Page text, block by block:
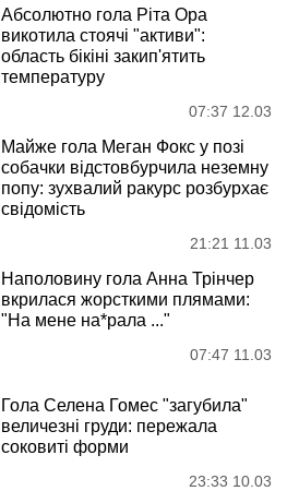
Абсолютно гола Ріта Ора
викотила стоячі "активи":
область бікіні закип'ятить
температуру
07:37 12.03
Майже гола Меган Фокс у позі
собачки відстовбурчила неземну
попу: зухвалий ракурс розбурхає
свідомість
21:21 11.03
Наполовину гола Анна Трінчер
вкрилася жорсткими плямами:
"На мене на*рала ..."
07:47 11.03
Гола Селена Гомес "загубила"
величезні груди: пережала
соковиті форми
23:33 10.03